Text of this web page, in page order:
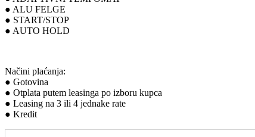
● ALU FELGE
● START/STOP
● AUTO HOLD
Načini plaćanja:
● Gotovina
● Otplata putem leasinga po izboru kupca
● Leasing na 3 ili 4 jednake rate
● Kredit